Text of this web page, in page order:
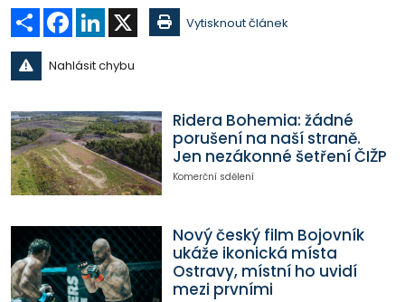
Sdílet Facebook
LinkedIn Vytisknout článek
Nahlásit chybu
Ridera Bohemia: žádné
porušení na naší straně.
Jen nezákonné šetření ČIŽP
Komerční sdělení
Nový český film Bojovník
ukáže ikonická místa
Ostravy, místní ho uvidí
mezi prvními